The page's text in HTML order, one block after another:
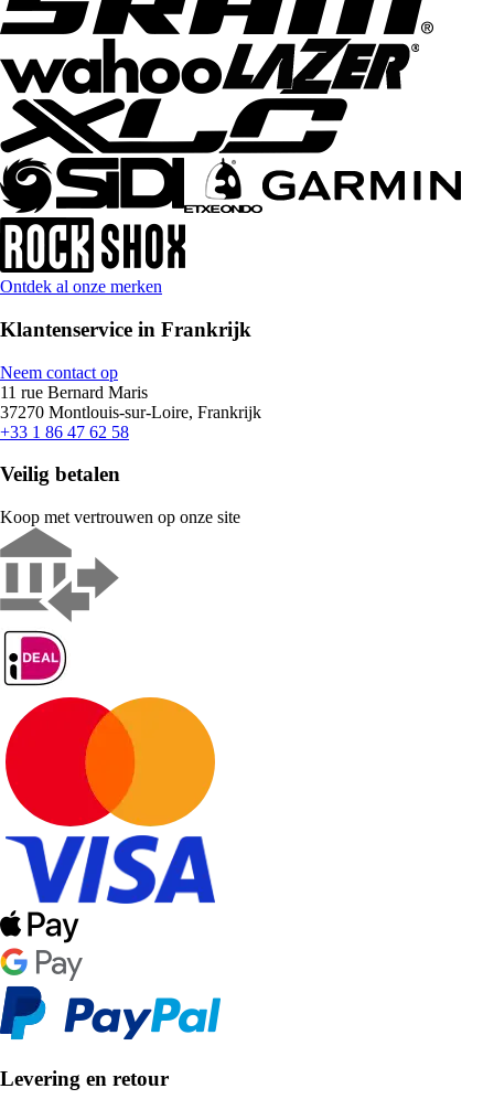
Ontdek al onze merken
Klantenservice in Frankrijk
Neem contact op
11 rue Bernard Maris
37270 Montlouis-sur-Loire, Frankrijk
+33 1 86 47 62 58
Veilig betalen
Koop met vertrouwen op onze site
Levering en retour